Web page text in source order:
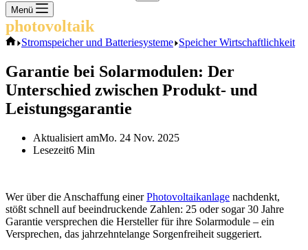
Keine
Ergebnisse
Menü
photovoltaik
Start
Stromspeicher und Batteriesysteme Speicher Wirtschaftlichkeit
Garantie bei Solarmodulen: Der
Unterschied zwischen Produkt- und
Leistungsgarantie
Aktualisiert amMo. 24 Nov. 2025
Lesezeit6 Min
Wer über die Anschaffung einerPhotovoltaikanlage nachdenkt,
stößt schnell auf beeindruckende Zahlen: 25 oder sogar 30 Jahre
Garantie versprechen die Hersteller für ihre Solarmodule – ein
Versprechen, das jahrzehntelange Sorgenfreiheit suggeriert.